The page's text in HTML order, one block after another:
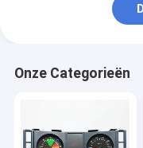
Onderdelen voor
De
Onze Categorieën